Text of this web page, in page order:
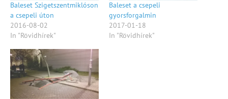
Baleset Szigetszentmiklóson
a csepeli úton
2016-08-02
In "Rövidhírek"
Baleset a csepeli
gyorsforgalmin
2017-01-18
In "Rövidhírek"